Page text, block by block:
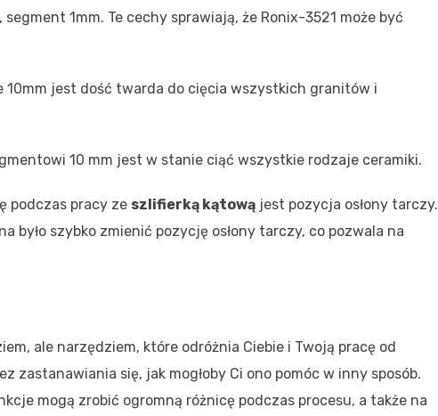
1mm. Te cechy sprawiają, że Ronix-3521 może być
10mm jest dość twarda do cięcia wszystkich granitów i
10 mm jest w stanie ciąć wszystkie rodzaje ceramiki.
podczas pracy ze szlifierką kątową jest pozycja osłony tarczy.
było szybko zmienić pozycję osłony tarczy, co pozwala na
ale narzędziem, które odróżnia Ciebie i Twoją pracę od
się, jak mogłoby Ci ono pomóc w inny sposób.
mogą zrobić ogromną różnicę podczas procesu, a także na